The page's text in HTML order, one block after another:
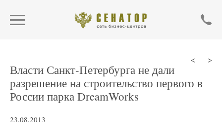
< >
Власти Санкт-Петербурга не дали
разрешение на строительство первого в
России парка DreamWorks
23.08.2013